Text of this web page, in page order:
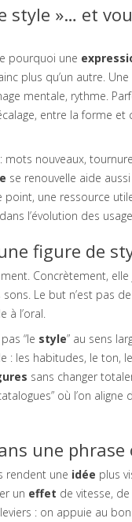
style »… et
pourquoi une
plus qu’un autre. Une
mentale, rythme.
entre la forme et
mots nouveaux,
se renouvelle aide
point, une ressource
l’évolution des
figure de
Concrètement,
Le but n’est pas
à l’oral.
“le style” au sens
: les habitudes, le ton,
sans changer
où l’on
une phrase
rendent une idée plus
un effet de vitesse,
: on appuie au